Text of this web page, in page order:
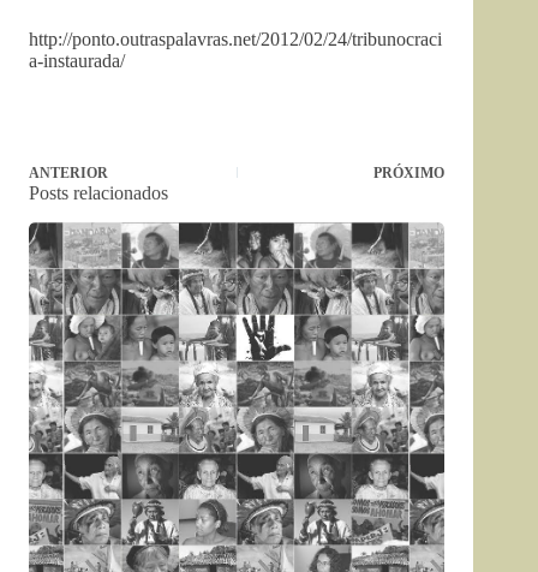
http://ponto.outraspalavras.net/2012/02/24/tribunocraci
a-instaurada/
ANTERIOR PRÓXIMO
Posts relacionados